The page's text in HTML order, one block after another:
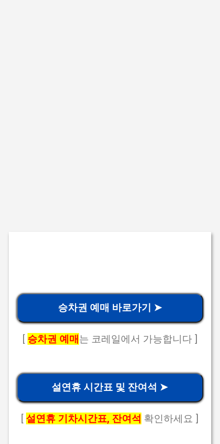
승차권 예매 바로가기 ➤
[ 승차권 예매는 코레일에서 가능합니다 ]
설연휴 시간표 및 잔여석 ➤
[ 설연휴 기차시간표, 잔여석 확인하세요 ]